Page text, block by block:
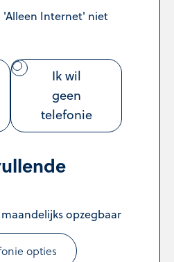
'Alleen Internet' niet
Ik wil
geen
telefonie
opzegbaar
opties